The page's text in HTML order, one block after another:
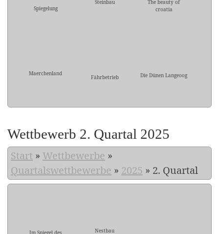
Spiegelung
Steinbau
The beauty of
croatia
Maerchenland
Fährbetrieb Die Dünen Langeoog
Wettbewerb 2. Quartal 2025
Start » Wettbewerbe »
Quartalswettbewerbe » 2025 » 2. Quartal
Im Spiegel des Nestbau